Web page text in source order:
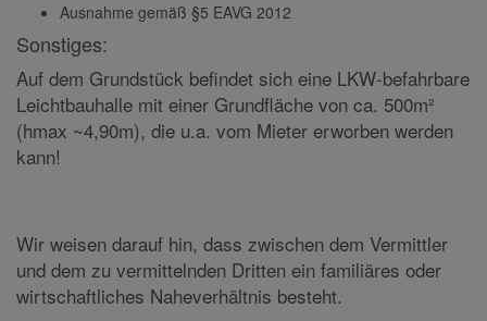
Ausnahme gemäß §5 EAVG 2012
Sonstiges:
Auf dem Grundstück befindet sich eine LKW-befahrbare
Leichtbauhalle mit einer Grundfläche von ca. 500m²
(hmax ~4,90m), die u.a. vom Mieter erworben werden
kann!
Wir weisen darauf hin, dass zwischen dem Vermittler
und dem zu vermittelnden Dritten ein familiäres oder
wirtschaftliches Naheverhältnis besteht.